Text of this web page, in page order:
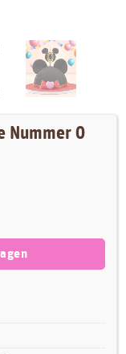
Nummer 0